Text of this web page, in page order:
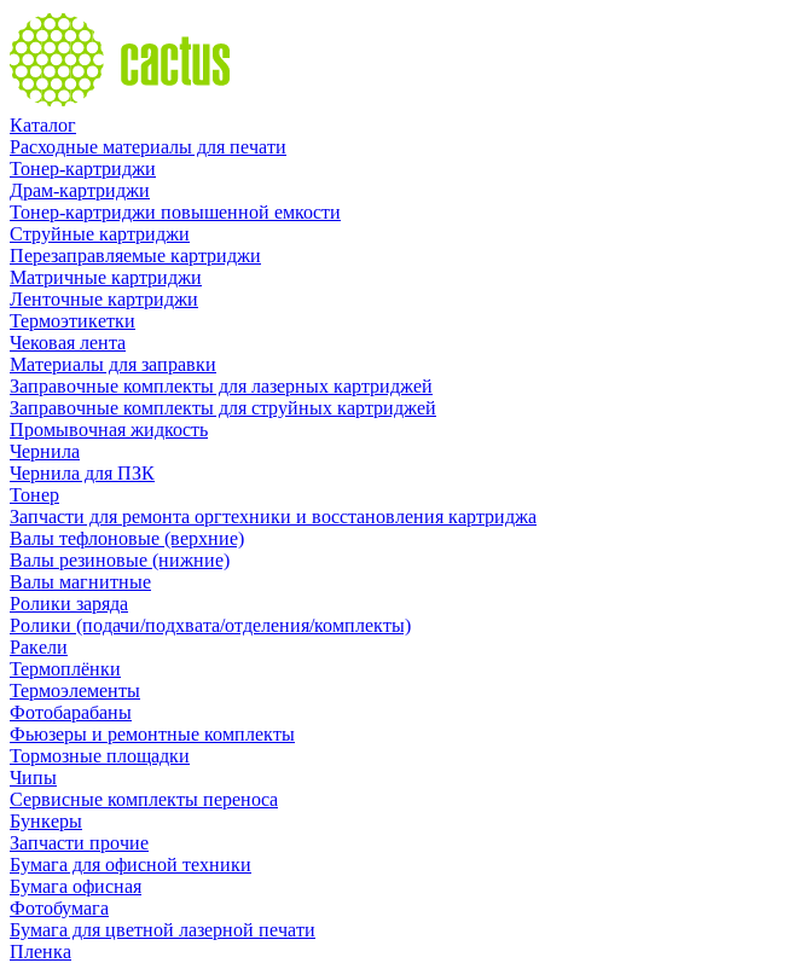
Каталог
Расходные материалы для печати
Тонер-картриджи
Драм-картриджи
Тонер-картриджи повышенной емкости
Струйные картриджи
Перезаправляемые картриджи
Матричные картриджи
Ленточные картриджи
Термоэтикетки
Чековая лента
Материалы для заправки
Заправочные комплекты для лазерных картриджей
Заправочные комплекты для струйных картриджей
Промывочная жидкость
Чернила
Чернила для ПЗК
Тонер
Запчасти для ремонта оргтехники и восстановления картриджа
Валы тефлоновые (верхние)
Валы резиновые (нижние)
Валы магнитные
Ролики заряда
Ролики (подачи/подхвата/отделения/комплекты)
Ракели
Термоплёнки
Термоэлементы
Фотобарабаны
Фьюзеры и ремонтные комплекты
Тормозные площадки
Чипы
Сервисные комплекты переноса
Бункеры
Запчасти прочие
Бумага для офисной техники
Бумага офисная
Фотобумага
Бумага для цветной лазерной печати
Пленка